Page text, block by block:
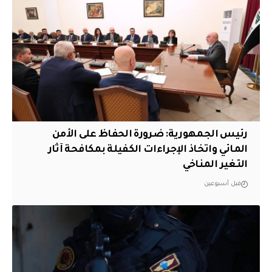
رئيس الجمهورية: ضرورة الحفاظ على الأمن
المائي واتخاذ الإجراءات الكفيلة بمكافحة آثار
التغير المناخي
قبل أسبوعين